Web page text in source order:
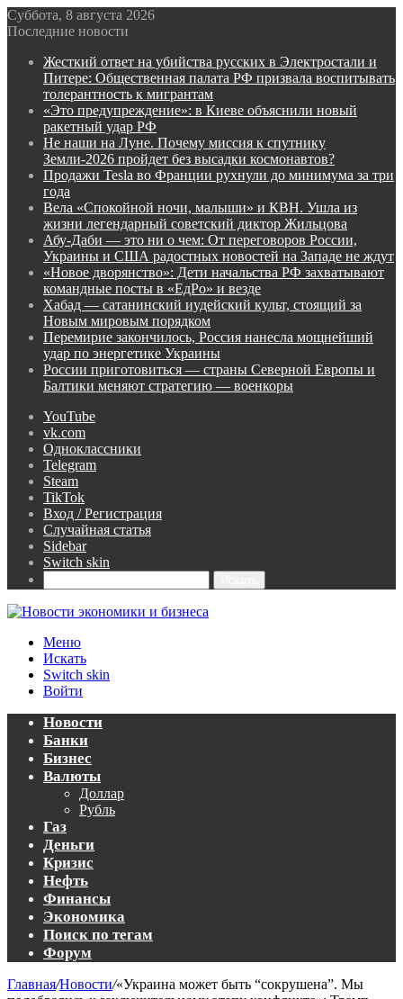
Суббота, 8 августа 2026
Последние новости
Жесткий ответ на убийства русских в Электростали и
Питере: Общественная палата РФ призвала воспитывать
толерантность к мигрантам
«Это предупреждение»: в Киеве объяснили новый
ракетный удар РФ
Не наши на Луне. Почему миссия к спутнику
Земли-2026 пройдет без высадки космонавтов?
Продажи Tesla во Франции рухнули до минимума за три
года
Вела «Спокойной ночи, малыши» и КВН. Ушла из
жизни легендарный советский диктор Жильцова
Абу-Даби — это ни о чем: От переговоров России,
Украины и США радостных новостей на Западе не ждут
«Новое дворянство»: Дети начальства РФ захватывают
командные посты в «ЕдРо» и везде
Хабад — сатанинский иудейский культ, стоящий за
Новым мировым порядком
Перемирие закончилось, Россия нанесла мощнейший
удар по энергетике Украины
России приготовиться — страны Северной Европы и
Балтики меняют стратегию — военкоры
YouTube
vk.com
Одноклассники
Telegram
Steam
TikTok
Вход / Регистрация
Случайная статья
Sidebar
Switch skin
Меню
Искать
Switch skin
Войти
Новости
Банки
Бизнес
Валюты
Доллар
Рубль
Газ
Деньги
Кризис
Нефть
Финансы
Экономика
Поиск по тегам
Форум
Главная/Новости/«Украина может быть “сокрушена”. Мы